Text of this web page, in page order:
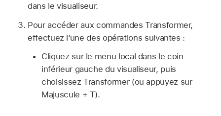
dans le visualiseur.
Pour accéder aux commandes Transformer,
effectuez l’une des opérations suivantes :
Cliquez sur le menu local dans le coin
inférieur gauche du visualiseur, puis
choisissez Transformer (ou appuyez sur
Majuscule + T).